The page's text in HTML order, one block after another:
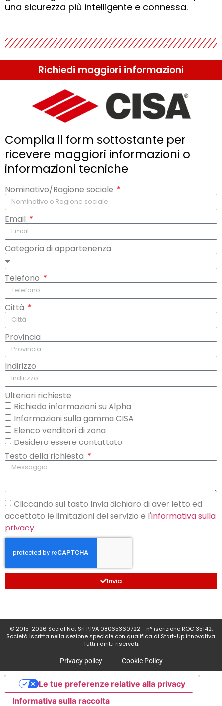
una sicurezza più intelligente e connessa.
Richiedi maggiori informazioni
Compila il form sottostante per
ricevere maggiori informazioni o
informazioni tecniche
Nominativo/Ragione sociale
Email
Categoria di appartenenza
Telefono
Città
Provincia
Indirizzo
Ulteriori richieste
Richiedo informazioni su Alpha
Informazioni sulla gamma CISA
Elenco venditori di zona
Desidero essere contattato
Testo della richiesta
Cliccando sul tasto Invia dichiaro di aver letto ed
accettato le limitazioni del servizio e l'informativa sulla
privacy
Invia
© 2015-2026 Social Net Srl P.IVA 08065360722 - n° iscrizione ROC 35142.
Società iscritta nella sezione speciale con qualifica di Start-Up innovativa.
Tutti i diritti riservati.
Privacy policy Cookie Policy
Informativa sulla raccolta
Le tue preferenze relative alla privacy